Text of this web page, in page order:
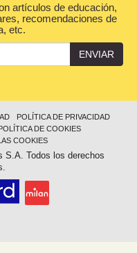
artículos de educación,
recomendaciones de
etc.
ENVIAR
POLÍTICA DE PRIVACIDAD
DE COOKIES
COOKIES
S.A. Todos los derechos